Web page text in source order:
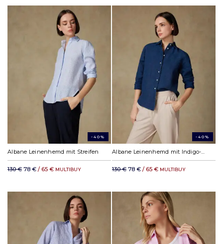
-40%
Albane Leinenhemd mit Streifen
130 € 78 € / 65 € MULTIBUY
-40%
Albane Leinenhemd mit Indigo-Denim-Effekt
130 € 78 € / 65 € MULTIBUY